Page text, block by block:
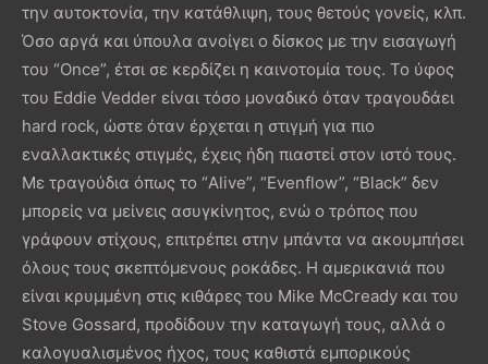
την αυτοκτονία, την κατάθλιψη, τους θετούς γονείς, κλπ.
Όσο αργά και ύπουλα ανοίγει ο δίσκος με την εισαγωγή
του “Once”, έτσι σε κερδίζει η καινοτομία τους. Το ύφος
του Eddie Vedder είναι τόσο μοναδικό όταν τραγουδάει
hard rock, ώστε όταν έρχεται η στιγμή για πιο
εναλλακτικές στιγμές, έχεις ήδη πιαστεί στον ιστό τους.
Με τραγούδια όπως το “Alive”, “Evenflow”, “Black” δεν
μπορείς να μείνεις ασυγκίνητος, ενώ ο τρόπος που
γράφουν στίχους, επιτρέπει στην μπάντα να ακουμπήσει
όλους τους σκεπτόμενους ροκάδες. Η αμερικανιά που
είναι κρυμμένη στις κιθάρες του Mike McCready και του
Stονe Gossard, προδίδουν την καταγωγή τους, αλλά ο
καλογυαλισμένος ήχος, τους καθιστά εμπορικούς